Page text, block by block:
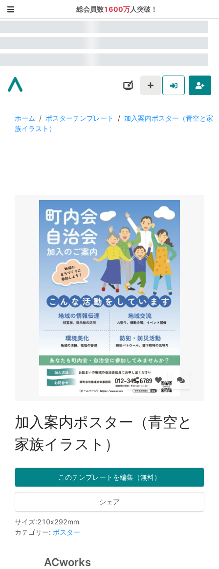
総会員数1600万人突破！
ホーム / ポスターテンプレート / 加入案内ポスター（青空と家
族イラスト）
加入案内ポスター（青空と
家族イラスト）
このテンプレートを編集（無料）
シェア
サイズ:210x292mm
カテゴリー: ポスター
ACworks